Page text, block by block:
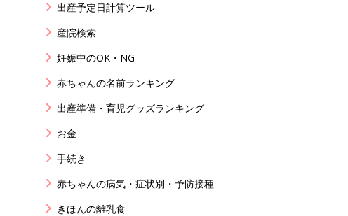
出産予定日計算ツール
産院検索
妊娠中のOK・NG
赤ちゃんの名前ランキング
出産準備・育児グッズランキング
お金
手続き
赤ちゃんの病気・症状別・予防接種
きほんの離乳食